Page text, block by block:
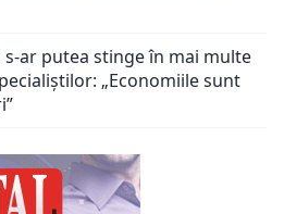
ar putea stinge în mai multe
„Economiile sunt